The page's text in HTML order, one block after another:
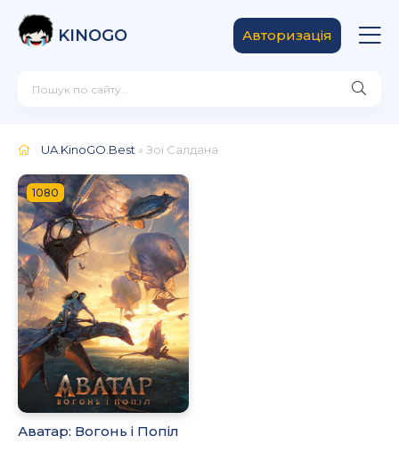
KINOGO Авторизація
UA.KinoGO.Best » Зої Салдана
1080
Аватар: Вогонь і Попіл